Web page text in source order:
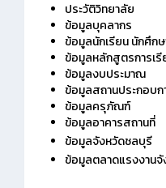
ประวัติวิทยาลัย
ข้อมูลบุคลากร
ข้อมูลนักเรียน นักศึก
ข้อมูลหลักสูตรการเ
ข้อมูลงบประมาณ
ข้อมูลสถานประกอบก
ข้อมูลครุภัณฑ์
ข้อมูลอาคารสถานที่
ข้อมูลจังหวัดชลบุรี
ข้อมูลตลาดแรงงาน